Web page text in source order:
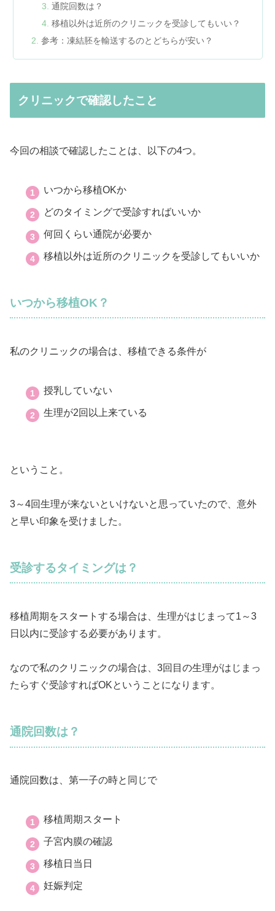
通院回数は？
移植以外は近所のクリニックを受診してもいい？
参考：凍結胚を輸送するのとどちらが安い？
クリニックで確認したこと
今回の相談で確認したことは、以下の4つ。
いつから移植OKか
どのタイミングで受診すればいいか
何回くらい通院が必要か
移植以外は近所のクリニックを受診してもいいか
いつから移植OK？
私のクリニックの場合は、移植できる条件が
授乳していない
生理が2回以上来ている
ということ。
3～4回生理が来ないといけないと思っていたので、意外
と早い印象を受けました。
受診するタイミングは？
移植周期をスタートする場合は、生理がはじまって1～3
日以内に受診する必要があります。
なので私のクリニックの場合は、3回目の生理がはじまっ
たらすぐ受診すればOKということになります。
通院回数は？
通院回数は、第一子の時と同じで
移植周期スタート
子宮内膜の確認
移植日当日
妊娠判定